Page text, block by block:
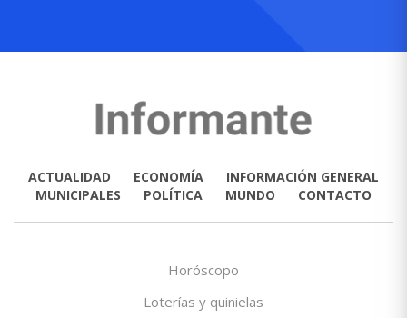
ACTUALIDAD ECONOMÍA
INFORMACIÓN GENERAL
MUNICIPALES
POLÍTICA MUNDO CONTACTO
Horóscopo
Loterías y quinielas